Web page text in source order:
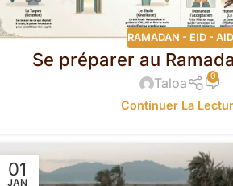
RAMADAN - EID - AID
Se préparer au
Taloa 0
Continuer La
01
JAN